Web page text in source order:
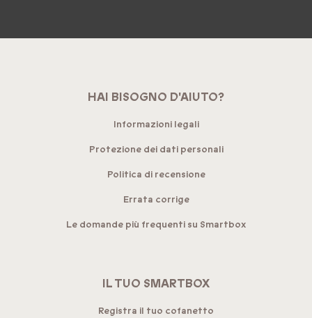
HAI BISOGNO D'AIUTO?
Informazioni legali
Protezione dei dati personali
Politica di recensione
Errata corrige
Le domande più frequenti su Smartbox
IL TUO SMARTBOX
Registra il tuo cofanetto